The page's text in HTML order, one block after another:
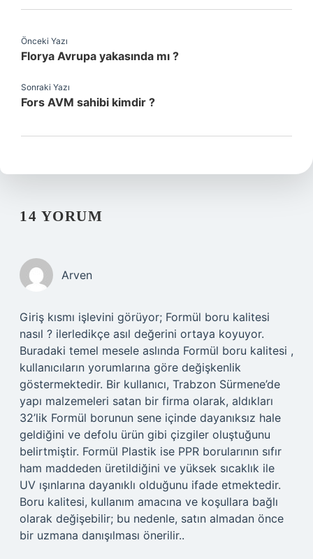
Önceki Yazı
Florya Avrupa yakasında mı ?
Sonraki Yazı
Fors AVM sahibi kimdir ?
14 YORUM
Arven
Giriş kısmı işlevini görüyor; Formül boru kalitesi
nasıl ? ilerledikçe asıl değerini ortaya koyuyor.
Buradaki temel mesele aslında Formül boru kalitesi ,
kullanıcıların yorumlarına göre değişkenlik
göstermektedir. Bir kullanıcı, Trabzon Sürmene’de
yapı malzemeleri satan bir firma olarak, aldıkları
32’lik Formül borunun sene içinde dayanıksız hale
geldiğini ve defolu ürün gibi çizgiler oluştuğunu
belirtmiştir. Formül Plastik ise PPR borularının sıfır
ham maddeden üretildiğini ve yüksek sıcaklık ile
UV ışınlarına dayanıklı olduğunu ifade etmektedir.
Boru kalitesi, kullanım amacına ve koşullara bağlı
olarak değişebilir; bu nedenle, satın almadan önce
bir uzmana danışılması önerilir..